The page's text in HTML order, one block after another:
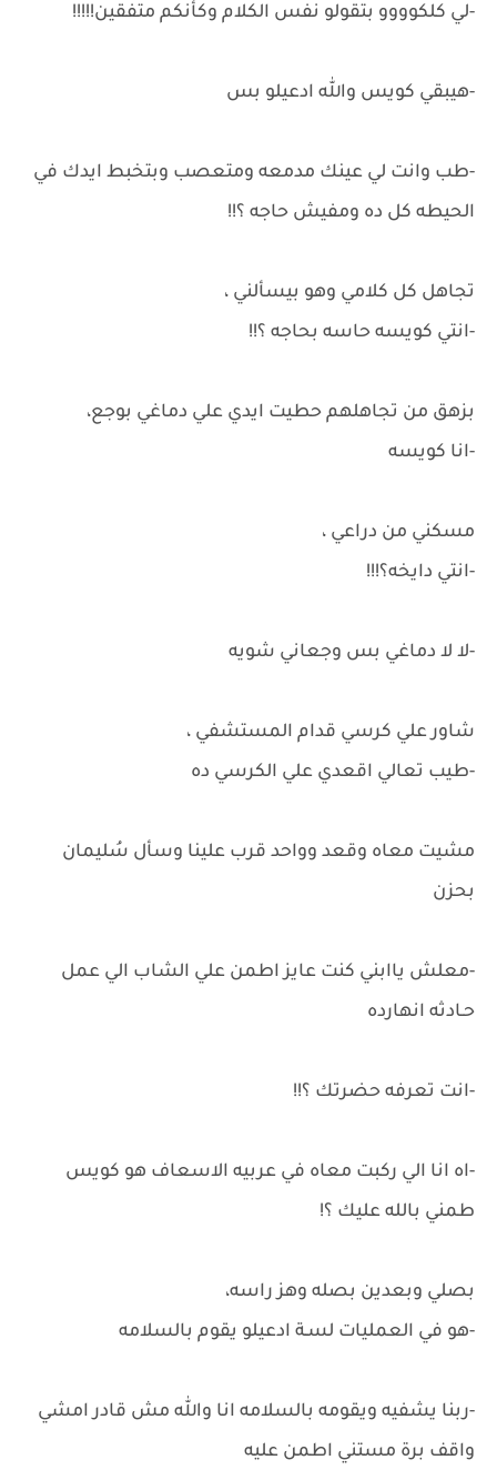
-لي كلكوووو بتقولو نفس الكلام وكأنكم متفقين!!!!!
-هيبقي كويس والله ادعيلو بس
-طب وانت لي عينك مدمعه ومتعصب وبتخبط ايدك في
الحيطه كل ده ومفيش حاجه ؟!!
تجاهل كل كلامي وهو بيسألني ،
-انتي كويسه حاسه بحاجه ؟!!
بزهق من تجاهلهم حطيت ايدي علي دماغي بوجع،
-انا كويسه
مسكني من دراعي ،
-انتي دايخه؟!!!
-لا لا دماغي بس وجعاني شويه
شاور علي كرسي قدام المستشفي ،
-طيب تعالي اقعدي علي الكرسي ده
مشيت معاه وقعد وواحد قرب علينا وسأل سُليمان
بحزن
-معلش ياابني كنت عايز اطمن علي الشاب الي عمل
حـادثه انهارده
-انت تعرفه حضرتك ؟!!
-اه انا الي ركبت معاه في عربيه الاسعاف هو كويس
طمني بالله عليك ؟!
بصلي وبعدين بصله وهز راسه،
-هو في العمليات لسـة ادعيلو يقوم بالسلامه
-ربنا يشفيه ويقومه بالسلامه انا والله مش قادر امشي
واقف برة مستني اطمن عليه